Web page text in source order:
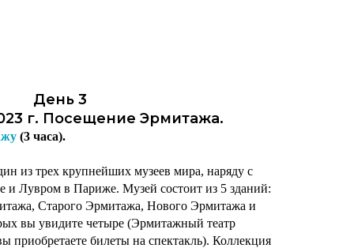
День 3
г. Посещение Эрмитажа.
(3 часа).
из трех крупнейших музеев мира, наряду с
и Лувром в Париже. Музей состоит из 5 зданий:
Старого Эрмитажа, Нового Эрмитажа и
вы увидите четыре (Эрмитажный театр
приобретаете билеты на спектакль). Коллекция